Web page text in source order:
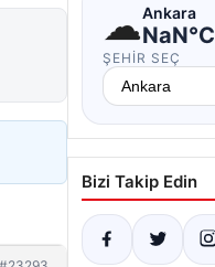
☁Ankara
NaN°C
ŞEHIR SEÇ
Bizi Takip Edin